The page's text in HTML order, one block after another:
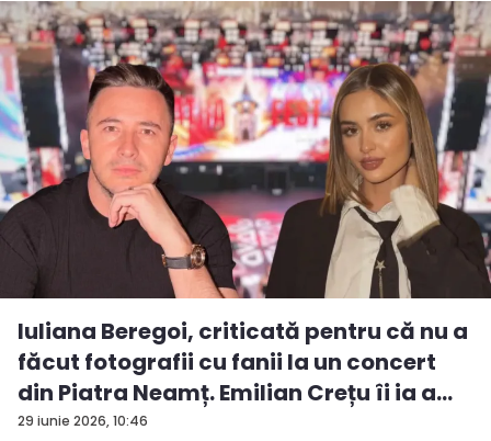
29 iunie 2026, 10:46
Iuliana Beregoi, criticată pentru că nu a
făcut fotografii cu fanii la un concert
din Piatra Neamț. Emilian Crețu îi ia a...